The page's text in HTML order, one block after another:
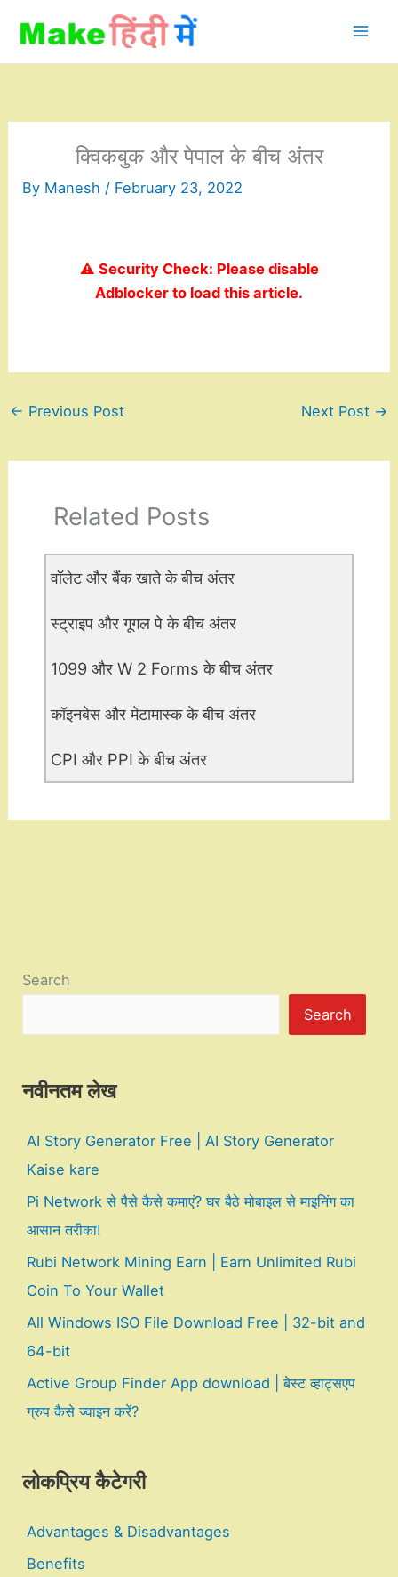
content
क्विकबुक और पेपाल के बीच अंतर
By Manesh / February 23, 2022
⚠️ Security Check: Please disable
Adblocker to load this article.
← Previous Post Next Post →
Related Posts
वॉलेट और बैंक खाते के बीच अंतर
स्ट्राइप और गूगल पे के बीच अंतर
1099 और W 2 Forms के बीच अंतर
कॉइनबेस और मेटामास्क के बीच अंतर
CPI और PPI के बीच अंतर
Search
Search
नवीनतम लेख
AI Story Generator Free | AI Story Generator
Kaise kare
Pi Network से पैसे कैसे कमाएं? घर बैठे मोबाइल से माइनिंग का
आसान तरीका!
Rubi Network Mining Earn | Earn Unlimited Rubi
Coin To Your Wallet
All Windows ISO File Download Free | 32-bit and
64-bit
Active Group Finder App download | बेस्ट व्हाट्सएप
ग्रुप कैसे ज्वाइन करें?
लोकप्रिय कैटेगरी
Advantages & Disadvantages
Benefits